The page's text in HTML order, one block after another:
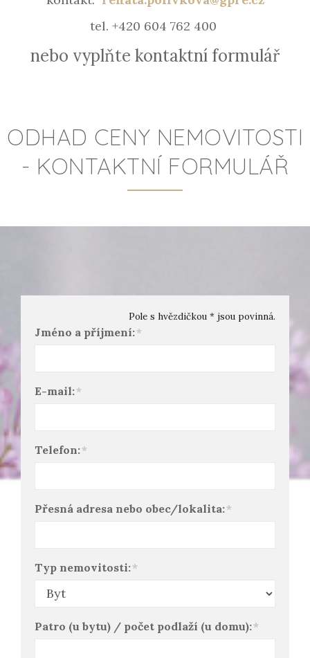
tel. +420 604 762 400
nebo vyplňte kontaktní formulář
ODHAD CENY NEMOVITOSTI
- KONTAKTNÍ FORMULÁŘ
Pole s hvězdičkou * jsou povinná.
*
Jméno a příjmení:
*
E-mail:
*
Telefon:
*
Přesná adresa nebo obec/lokalita:
*
Typ nemovitosti:
*
Patro (u bytu) / počet podlaží (u domu):